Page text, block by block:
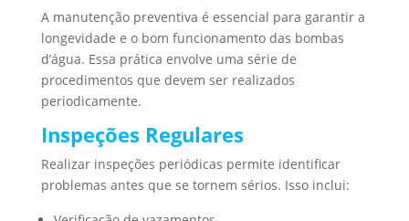
A manutenção preventiva é essencial para garantir a
longevidade e o bom funcionamento das bombas
d’água. Essa prática envolve uma série de
procedimentos que devem ser realizados
periodicamente.
Inspeções Regulares
Realizar inspeções periódicas permite identificar
problemas antes que se tornem sérios. Isso inclui: